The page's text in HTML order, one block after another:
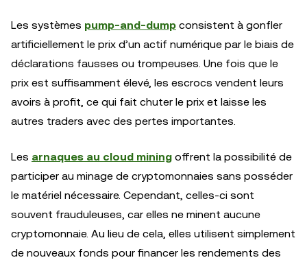
Les systèmes pump-and-dump consistent à gonfler
artificiellement le prix d’un actif numérique par le biais de
déclarations fausses ou trompeuses. Une fois que le
prix est suffisamment élevé, les escrocs vendent leurs
avoirs à profit, ce qui fait chuter le prix et laisse les
autres traders avec des pertes importantes.
Les arnaques au cloud mining offrent la possibilité de
participer au minage de cryptomonnaies sans posséder
le matériel nécessaire. Cependant, celles-ci sont
souvent frauduleuses, car elles ne minent aucune
cryptomonnaie. Au lieu de cela, elles utilisent simplement
de nouveaux fonds pour financer les rendements des